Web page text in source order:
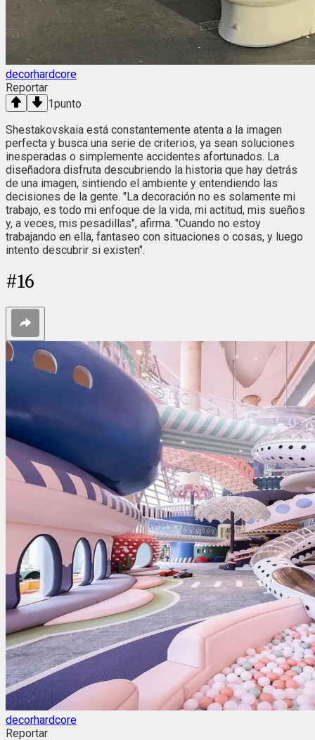
decorhardcore
Reportar
1punto
Shestakovskaia está constantemente atenta a la imagen
perfecta y busca una serie de criterios, ya sean soluciones
inesperadas o simplemente accidentes afortunados. La
diseñadora disfruta descubriendo la historia que hay detrás
de una imagen, sintiendo el ambiente y entendiendo las
decisiones de la gente. "La decoración no es solamente mi
trabajo, es todo mi enfoque de la vida, mi actitud, mis sueños
y, a veces, mis pesadillas", afirma. "Cuando no estoy
trabajando en ella, fantaseo con situaciones o cosas, y luego
intento descubrir si existen".
#16
decorhardcore
Reportar